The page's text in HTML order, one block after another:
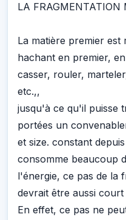
LA FRAGMENTATION
La matière premier est
hachant en premier,
casser, rouler,
etc.,,
jusqu'à ce qu'il puisse
portées un
et size. constant
consomme beaucoup
l'énergie, ce pas de la
devrait être aussi court
En effet, ce pas ne